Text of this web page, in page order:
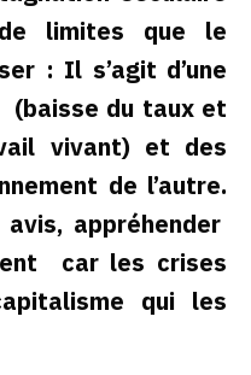
limites que le
: Il s’agit d’une
(baisse du taux et
vivant) et des
de l’autre.
appréhender
car les crises
qui les